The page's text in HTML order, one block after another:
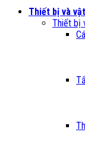
Thiết bị và
Thiết bị